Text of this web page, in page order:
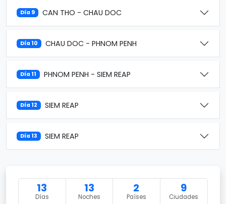
Día 9 CAN THO - CHAU DOC
Día 10 CHAU DOC - PHNOM PENH
Día 11 PHNOM PENH - SIEM REAP
Día 12 SIEM REAP
Día 13 SIEM REAP
13
Días
13
Noches
2
Países
9
Ciudades